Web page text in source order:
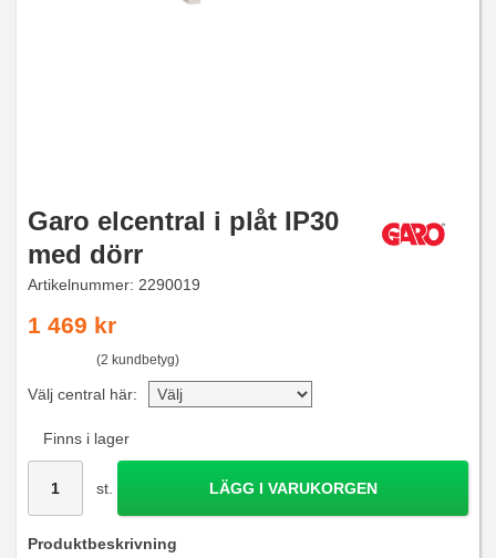
Garo elcentral i plåt IP30
med dörr
Artikelnummer: 2290019
1 469 kr
(2 kundbetyg)
Välj central här:
Finns i lager
st. LÄGG I VARUKORGEN
Produktbeskrivning